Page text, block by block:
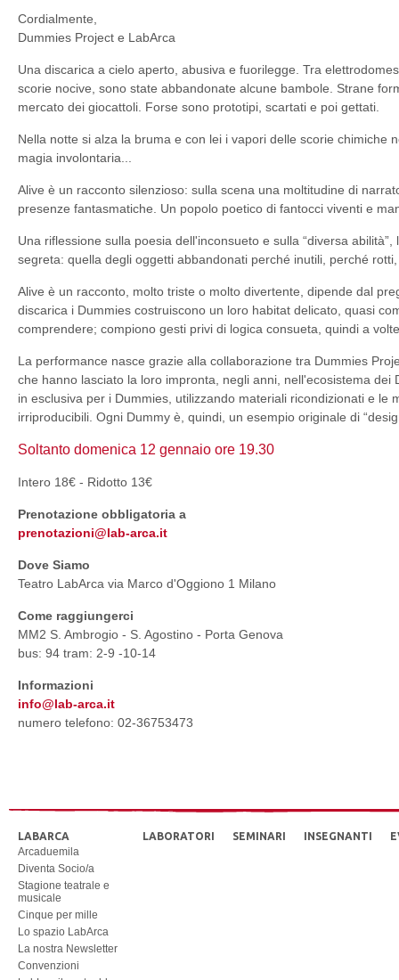
Cordialmente,
Dummies Project e LabArca
Una discarica a cielo aperto, abusiva e fuorilegge. Tra
scorie nocive, sono state abbandonate alcune bambole. Strane
mercato dei giocattoli. Forse sono prototipi, scartati e poi gettati.
Nella notte si alza la bruma e con lei i vapori delle scorie chimiche
magia involontaria...
Alive è un racconto silenzioso: sulla scena una moltitudine di
presenze fantasmatiche. Un popolo poetico di fantocci viventi e
Una riflessione sulla poesia dell'inconsueto e sulla “diversa
segreta: quella degli oggetti abbandonati perché inutili, perché
Alive è un racconto, molto triste o molto divertente, dipende dal
discarica i Dummies costruiscono un loro habitat delicato, quasi
comprendere; compiono gesti privi di logica consueta, quindi a
La performance nasce grazie alla collaborazione tra Dummies
che hanno lasciato la loro impronta, negli anni, nell'ecosistema dei
in esclusiva per i Dummies, utilizzando materiali ricondizionati e le
irriproducibili. Ogni Dummy è, quindi, un esempio originale di
Soltanto domenica 12 gennaio ore 19.30
Intero 18€ - Ridotto 13€
Prenotazione obbligatoria a
prenotazioni@lab-arca.it
Dove Siamo
Teatro LabArca via Marco d'Oggiono 1 Milano
Come raggiungerci
MM2 S. Ambrogio - S. Agostino - Porta Genova
bus: 94 tram: 2-9 -10-14
Informazioni
info@lab-arca.it
numero telefono: 02-36753473
LABARCA
Arcaduemila
Diventa Socio/a
Stagione teatrale e
musicale
Cinque per mille
Lo spazio LabArca
La nostra Newsletter
Convenzioni
LABORATORI SEMINARI INSEGNANTI